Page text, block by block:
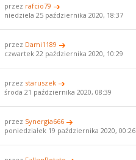
przez rafcio79
niedziela 25 października 2020, 18:37
przez Dami1189
czwartek 22 października 2020, 10:29
przez staruszek
środa 21 października 2020, 08:39
przez Synergia666
poniedziałek 19 października 2020, 00:26